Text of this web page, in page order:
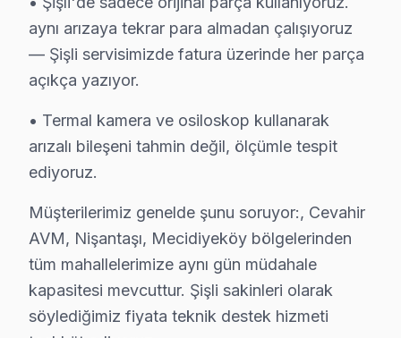
Profilo vs Diğer Markalar: Şişli Servis
Şişli ilçesinde Profilo televizyonunuz tamirinin diğer
Profilo’nun ve diğer panel markalarının arasında
Somut gözlemler, özellikle 2020-2022 yıllarında
Profilo Arıza Türleri: Markalar Arası Fark
Profilo ekran’lerde Şişli bölgesinden gelen en sık
1.Panel Sorunu
Teknik adı: LCD/LED panel arızası
Fiziksel belirtisi: Ekranda renk bozulmaları,
aynı arızaya tekrar para almadan çalışıyoruz
— Şişli servisimizde fatura üzerinde her parça
açıkça yazıyor.
• Termal kamera ve osiloskop kullanarak
arızalı bileşeni tahmin değil, ölçümle tespit
ediyoruz.
Müşterilerimiz genelde şunu soruyor:, Cevahir
AVM, Nişantaşı, Mecidiyeköy bölgelerinden
tüm mahallelerimize aynı gün müdahale
kapasitesi mevcuttur. Şişli sakinleri olarak
söylediğimiz fiyata teknik destek hizmeti